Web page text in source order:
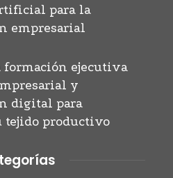
para la
empresarial
ejecutiva
y
digital para
tejido productivo